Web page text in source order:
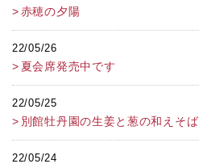
赤穂の夕陽
22/05/26
夏会席発売中です
22/05/25
別館牡丹園の生姜と葱の和えそば
22/05/24